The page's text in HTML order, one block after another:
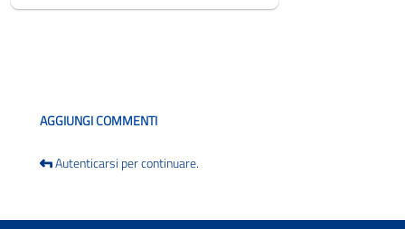
AGGIUNGI COMMENTI
Autenticarsi per continuare.